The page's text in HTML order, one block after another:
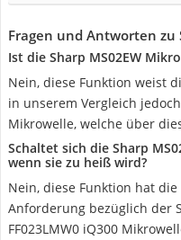
Fragen und Antworten zu
Ist die Sharp MS02EW
Nein, diese Funktion weist
in unserem Vergleich
Mikrowelle, welche über
Schaltet sich die Sharp
wenn sie zu heiß wird?
Nein, diese Funktion hat
Anforderung bezüglich der
FF023LMW0 iQ300